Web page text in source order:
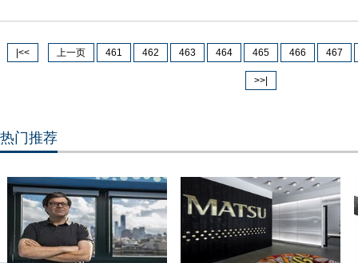
|<< 上一页 461 462 463 464 465 466 467
>>|